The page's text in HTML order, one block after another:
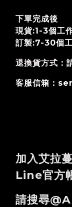
下單完成後
現貨:1-3個工
訂製:7-30個
退換貨方式 ：
客服信箱：
加入艾拉
Line官方
請搜尋